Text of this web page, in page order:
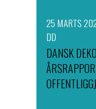
25 MARTS
DD
DANSK